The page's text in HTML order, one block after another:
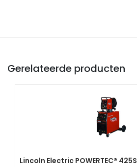
Gerelateerde producten
Lincoln Electric POWERTEC® 425S